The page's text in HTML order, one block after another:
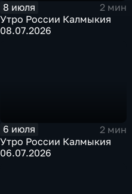
8 июля
2 мин
Утро России Калмыкия
08.07.2026
6 июля
2 мин
Утро России Калмыкия
06.07.2026